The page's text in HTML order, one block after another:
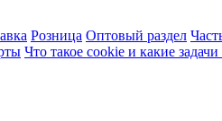
Розница Оптовый раздел
Что такое cookie и какие